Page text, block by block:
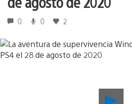
0 0 2